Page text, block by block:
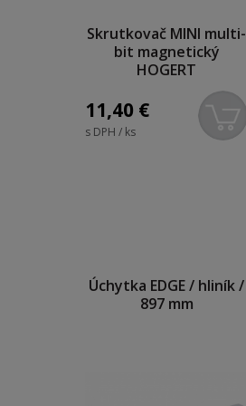
Skrutkovač MINI multi-
bit magnetický
HOGERT
11,40 €
s DPH / ks
Úchytka EDGE / hliník /
897 mm